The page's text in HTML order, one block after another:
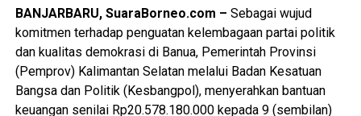
“intensitas pemadaman yang semakin sering sejak bulan
Juni 2026, hampir setiap hari, waktunya lama minimal
antara 4 hingga 5 jam, dan terjadi di wilayah tertentu saja,
sehingga masyarakat menyebutnya bukan pemadaman
bergilir tetapi menyala bergilir”. Sering pula pemadaman
tanpa pemberitahuan terlebih dahulu, kalaupun ada
BANJARBARU, SuaraBorneo.com – Sebagai wujud
komitmen terhadap penguatan kelembagaan partai politik
dan kualitas demokrasi di Banua, Pemerintah Provinsi
(Pemprov) Kalimantan Selatan melalui Badan Kesatuan
Bangsa dan Politik (Kesbangpol), menyerahkan bantuan
keuangan senilai Rp20.578.180.000 kepada 9 (sembilan)